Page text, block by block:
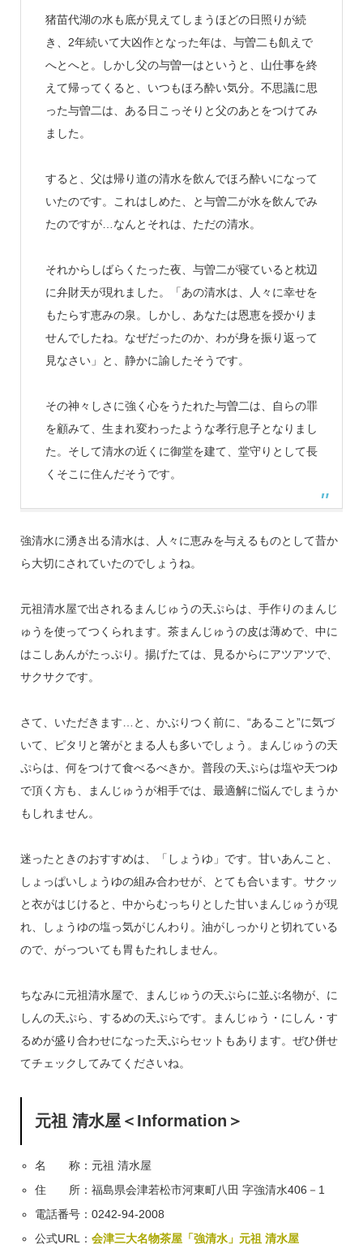
猪苗代湖の水も底が見えてしまうほどの日照りが続
き、2年続いて大凶作となった年は、与曽二も飢えで
へとへと。しかし父の与曽一はというと、山仕事を終
えて帰ってくると、いつもほろ酔い気分。不思議に思
った与曽二は、ある日こっそりと父のあとをつけてみ
ました。
すると、父は帰り道の清水を飲んでほろ酔いになって
いたのです。これはしめた、と与曽二が水を飲んでみ
たのですが…なんとそれは、ただの清水。
それからしばらくたった夜、与曽二が寝ていると枕辺
に弁財天が現れました。「あの清水は、人々に幸せを
もたらす恵みの泉。しかし、あなたは恩恵を授かりま
せんでしたね。なぜだったのか、わが身を振り返って
見なさい」と、静かに諭したそうです。
その神々しさに強く心をうたれた与曽二は、自らの罪
を顧みて、生まれ変わったような孝行息子となりまし
た。そして清水の近くに御堂を建て、堂守りとして長
くそこに住んだそうです。
強清水に湧き出る清水は、人々に恵みを与えるものとして昔か
ら大切にされていたのでしょうね。
元祖清水屋で出されるまんじゅうの天ぷらは、手作りのまんじ
ゅうを使ってつくられます。茶まんじゅうの皮は薄めで、中に
はこしあんがたっぷり。揚げたては、見るからにアツアツで、
サクサクです。
さて、いただきます…と、かぶりつく前に、“あること”に気づ
いて、ピタリと箸がとまる人も多いでしょう。まんじゅうの天
ぷらは、何をつけて食べるべきか。普段の天ぷらは塩や天つゆ
で頂く方も、まんじゅうが相手では、最適解に悩んでしまうか
もしれません。
迷ったときのおすすめは、「しょうゆ」です。甘いあんこと、
しょっぱいしょうゆの組み合わせが、とても合います。サクッ
と衣がはじけると、中からむっちりとした甘いまんじゅうが現
れ、しょうゆの塩っ気がじんわり。油がしっかりと切れている
ので、がっついても胃もたれしません。
ちなみに元祖清水屋で、まんじゅうの天ぷらに並ぶ名物が、に
しんの天ぷら、するめの天ぷらです。まんじゅう・にしん・す
るめが盛り合わせになった天ぷらセットもあります。ぜひ併せ
てチェックしてみてくださいね。
元祖 清水屋＜Information＞
名 称：元祖 清水屋
住 所：福島県会津若松市河東町八田 字強清水406－1
電話番号：0242-94-2008
公式URL：会津三大名物茶屋「強清水」元祖 清水屋